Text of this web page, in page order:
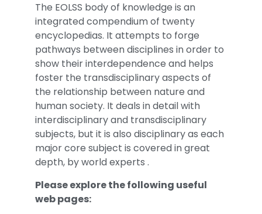
The EOLSS body of knowledge is an
integrated compendium of twenty
encyclopedias. It attempts to forge
pathways between disciplines in order to
show their interdependence and helps
foster the transdisciplinary aspects of
the relationship between nature and
human society. It deals in detail with
interdisciplinary and transdisciplinary
subjects, but it is also disciplinary as each
major core subject is covered in great
depth, by world experts .
Please explore the following useful
web pages: